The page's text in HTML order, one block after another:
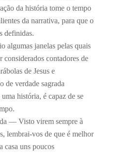
da história tome o tempo
da narrativa, para que o
definidas.
janelas pelas quais
considerados contadores de
de Jesus e
de verdade sagrada
história, é capaz de se
— Visto virem sempre à
lembrai-vos de que é melhor
casa uns poucos